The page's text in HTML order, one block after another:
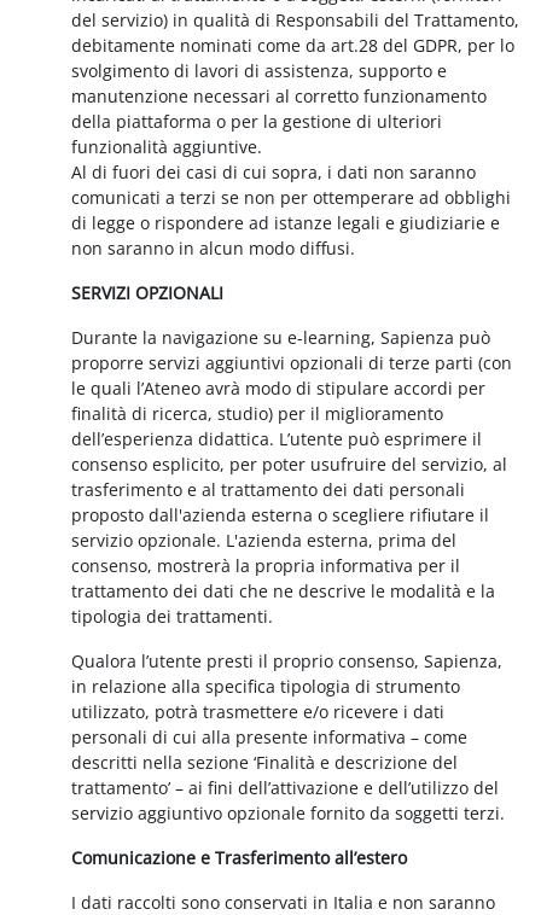
del servizio) in qualità di Responsabili del Trattamento,
debitamente nominati come da art.28 del GDPR, per lo
svolgimento di lavori di assistenza, supporto e
manutenzione necessari al corretto funzionamento
della piattaforma o per la gestione di ulteriori
funzionalità aggiuntive.
Al di fuori dei casi di cui sopra, i dati non saranno
comunicati a terzi se non per ottemperare ad obblighi
di legge o rispondere ad istanze legali e giudiziarie e
non saranno in alcun modo diffusi.
SERVIZI OPZIONALI
Durante la navigazione su e-learning, Sapienza può
proporre servizi aggiuntivi opzionali di terze parti (con
le quali l’Ateneo avrà modo di stipulare accordi per
finalità di ricerca, studio) per il miglioramento
dell’esperienza didattica. L’utente può esprimere il
consenso esplicito, per poter usufruire del servizio, al
trasferimento e al trattamento dei dati personali
proposto dall'azienda esterna o scegliere rifiutare il
servizio opzionale. L'azienda esterna, prima del
consenso, mostrerà la propria informativa per il
trattamento dei dati che ne descrive le modalità e la
tipologia dei trattamenti.
Qualora l’utente presti il proprio consenso, Sapienza,
in relazione alla specifica tipologia di strumento
utilizzato, potrà trasmettere e/o ricevere i dati
personali di cui alla presente informativa – come
descritti nella sezione ‘Finalità e descrizione del
trattamento’ – ai fini dell’attivazione e dell’utilizzo del
servizio aggiuntivo opzionale fornito da soggetti terzi.
Comunicazione e Trasferimento all’estero
I dati raccolti sono conservati in Italia e non saranno